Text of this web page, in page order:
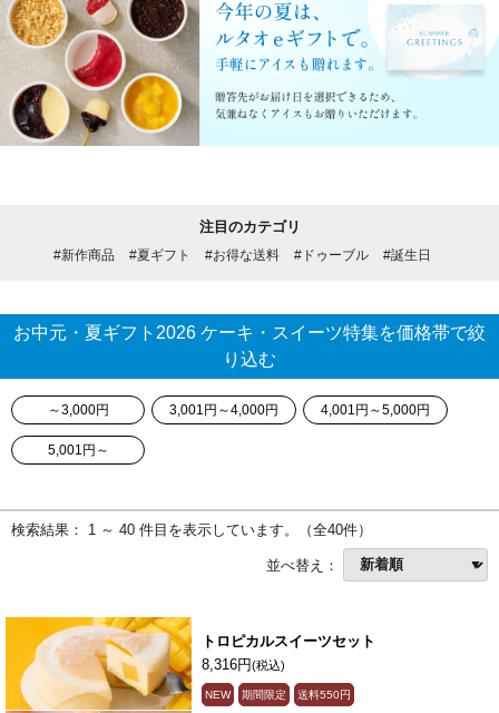
注目のカテゴリ
#新作商品 #夏ギフト #お得な送料 #ドゥーブル #誕生日
お中元・夏ギフト2026 ケーキ・スイーツ特集を価格帯で絞
り込む
～3,000円 3,001円～4,000円 4,001円～5,000円
5,001円～
検索結果： 1 ～ 40 件目を表示しています。（全40件）
並べ替え：
トロピカルスイーツセット
8,316円(税込)
NEW 期間限定 送料550円